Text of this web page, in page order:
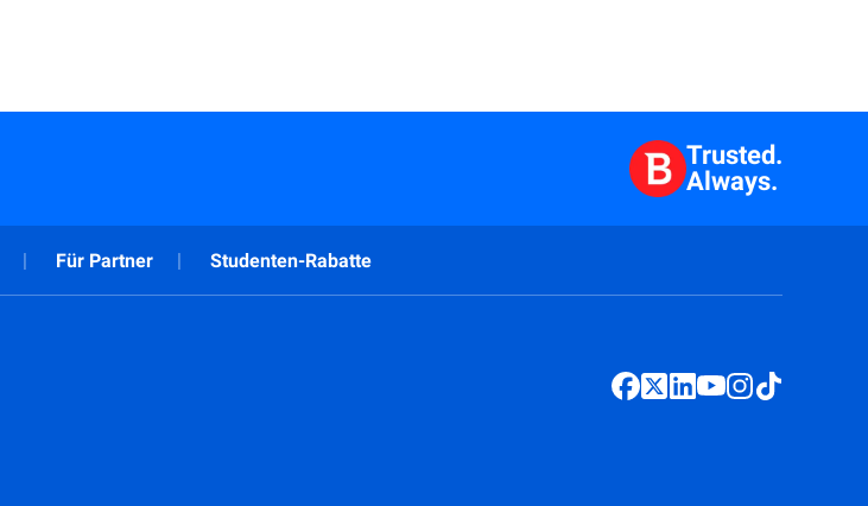
Trusted.
Always.
Für Partner Studenten-Rabatte